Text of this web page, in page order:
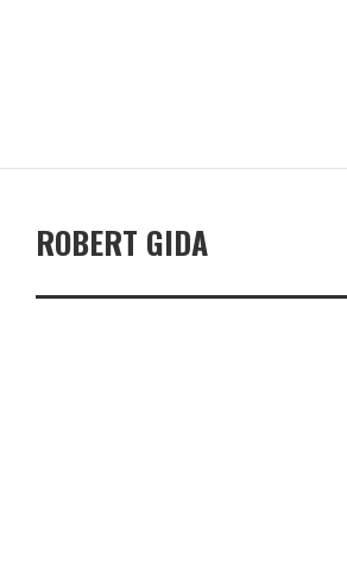
ROBERT GIDA